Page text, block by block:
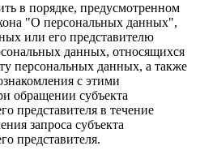
в порядке, предусмотренном
"О персональных данных",
или его представителю
данных, относящихся
персональных данных, а также
с этими
обращении субъекта
представителя в течение
запроса субъекта
представителя.